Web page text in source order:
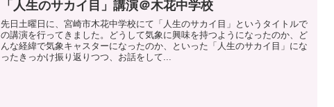
「人生のサカイ目」講演＠木花中学校
先日土曜日に、宮崎市木花中学校にて「人生のサカイ目」というタイトルで
の講演を行ってきました。どうして気象に興味を持つようになったのか、ど
んな経緯で気象キャスターになったのか、といった「人生のサカイ目」にな
ったきっかけ振り返りつつ、お話をして...